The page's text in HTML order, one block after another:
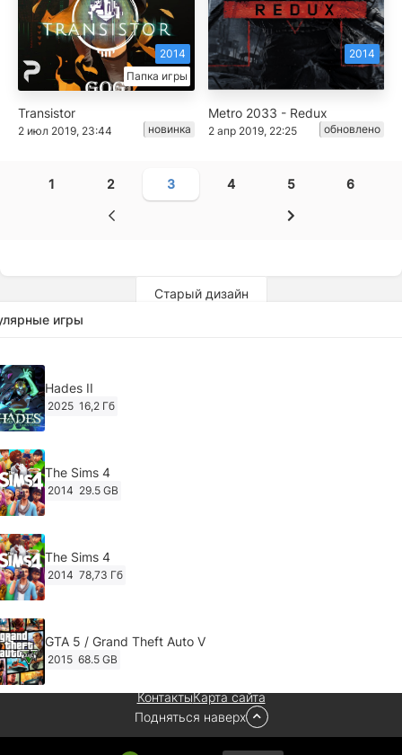
Папка игры
2014
Transistor
2 июл 2019, 23:44 новинка
2014
Metro 2033 - Redux
2 апр 2019, 22:25 обновлено
1 2 3 4 5 6
Старый дизайн
игры
Hades II
2025 16,2 Гб
The Sims 4
2014 29.5 GB
The Sims 4
2014 78,73 Гб
GTA 5 / Grand Theft Auto V
2015 68.5 GB
Ghost of Tsushima: Director's Cut v.1053.8.1023.1614
[RePack Decepticon] (2024)
КонтактыКарта сайта
Подняться наверх